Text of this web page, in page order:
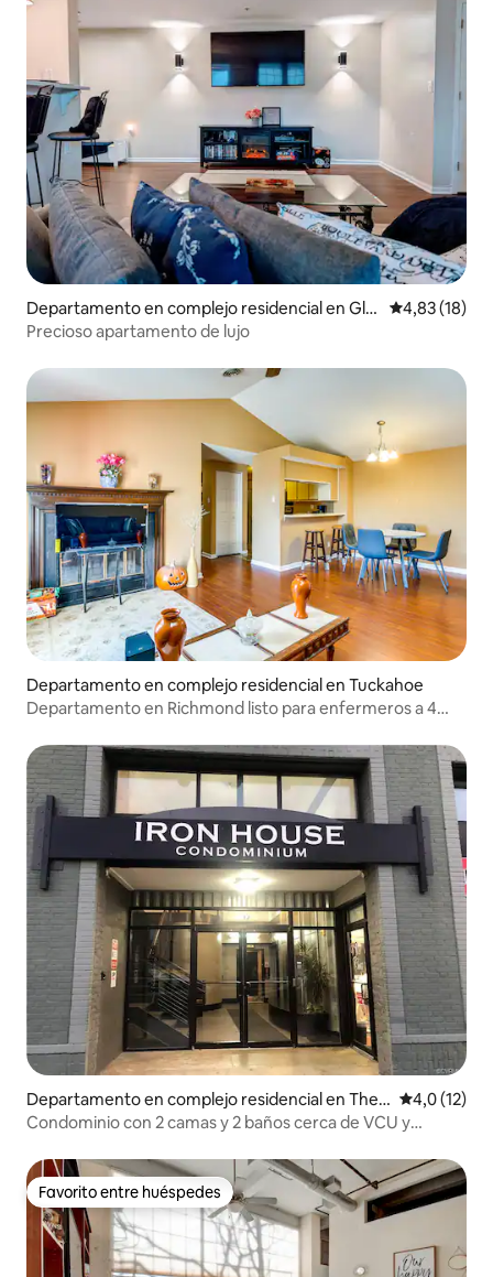
Departamento en complejo residencial en Gle
n Allen
Calificación
4,83 (18)
Precioso apartamento de lujo
Departamento en complejo residencial en Tuckahoe
Departamento en Richmond listo para enfermeros a 4
Departamento en complejo residencial en The F
an
Calificación
4,0 (12)
Condominio con 2 camas y 2 baños cerca de VCU y
Favorito entre huéspedes
Favorito entre huéspedes